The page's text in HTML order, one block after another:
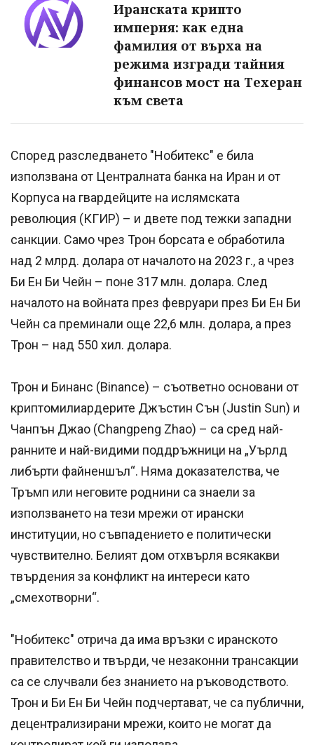
Иранската крипто
империя: как една
фамилия от върха на
режима изгради тайния
финансов мост на Техеран
към света
Според разследването "Нобитекс" е била
използвана от Централната банка на Иран и от
Корпуса на гвардейците на ислямската
революция (КГИР) – и двете под тежки западни
санкции. Само чрез Трон борсата е обработила
над 2 млрд. долара от началото на 2023 г., а чрез
Би Ен Би Чейн – поне 317 млн. долара. След
началото на войната през февруари през Би Ен Би
Чейн са преминали още 22,6 млн. долара, а през
Трон – над 550 хил. долара.
Трон и Бинанс (Binance) – съответно основани от
криптомилиардерите Джъстин Сън (Justin Sun) и
Чанпън Джао (Changpeng Zhao) – са сред най-
ранните и най-видими поддръжници на „Уърлд
либърти файненшъл“. Няма доказателства, че
Тръмп или неговите роднини са знаели за
използването на тези мрежи от ирански
институции, но съвпадението е политически
чувствително. Белият дом отхвърля всякакви
твърдения за конфликт на интереси като
„смехотворни“.
"Нобитекс" отрича да има връзки с иранското
правителство и твърди, че незаконни трансакции
са се случвали без знанието на ръководството.
Трон и Би Ен Би Чейн подчертават, че са публични,
децентрализирани мрежи, които не могат да